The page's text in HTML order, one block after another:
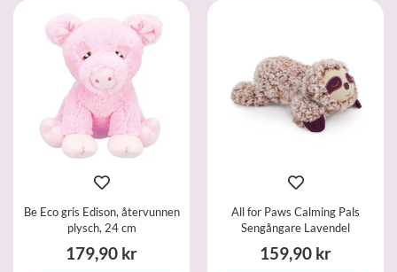
Be Eco gris Edison, återvunnen
plysch, 24 cm
179,90 kr
All for Paws Calming Pals
Sengångare Lavendel
159,90 kr